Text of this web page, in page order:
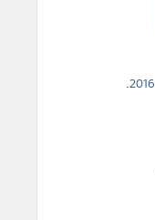
2016
.